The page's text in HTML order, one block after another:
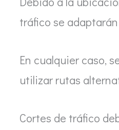
tráfico se
En cualquier caso,
utilizar rutas
Cortes de tráfico